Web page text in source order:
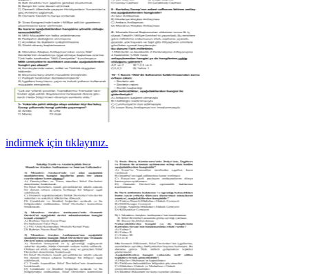
indirmek için tıklayınız.